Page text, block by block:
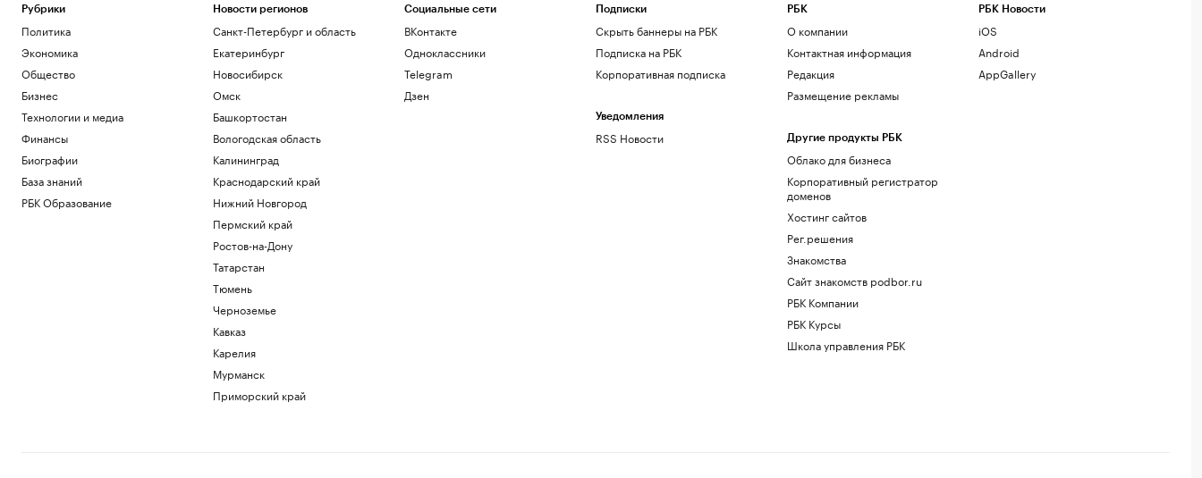
Рубрики
Политика
Экономика
Общество
Бизнес
Технологии и медиа
Финансы
Биографии
База знаний
РБК Образование
Новости регионов
Санкт-Петербург и область
Екатеринбург
Новосибирск
Омск
Башкортостан
Вологодская область
Калининград
Краснодарский край
Нижний Новгород
Пермский край
Ростов-на-Дону
Татарстан
Тюмень
Черноземье
Кавказ
Карелия
Мурманск
Приморский край
Социальные сети
ВКонтакте
Одноклассники
Telegram
Дзен
Подписки
Скрыть баннеры на РБК
Подписка на РБК
Корпоративная подписка
Уведомления
RSS Новости
РБК
О компании
Контактная информация
Редакция
Размещение рекламы
Другие продукты РБК
Облако для бизнеса
Корпоративный регистратор
доменов
Хостинг сайтов
Рег.решения
Знакомства
Сайт знакомств podbor.ru
РБК Компании
РБК Курсы
Школа управления РБК
РБК Новости
iOS
Android
AppGallery